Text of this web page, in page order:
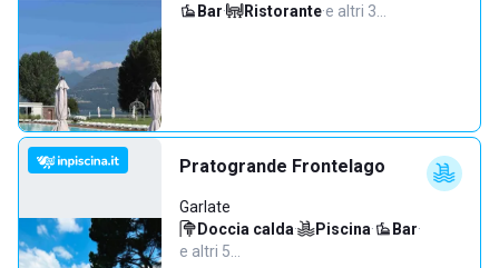
Bar· Ristorante·e altri 3…
Pratogrande Frontelago
Garlate
Doccia calda· Piscina· Bar·
e altri 5…